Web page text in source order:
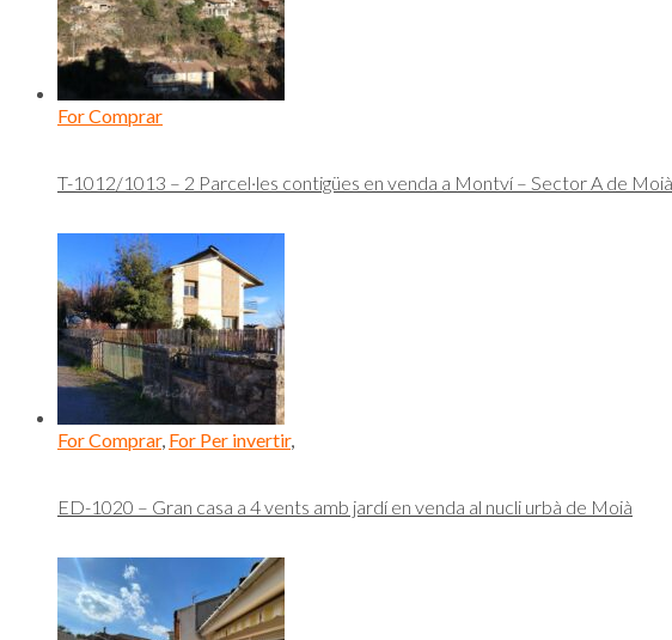
For Comprar
T-1012/1013 – 2 Parcel·les contigües en venda a Montví – Sector A de Moià
For Comprar, For Per invertir,
ED-1020 – Gran casa a 4 vents amb jardí en venda al nucli urbà de Moià